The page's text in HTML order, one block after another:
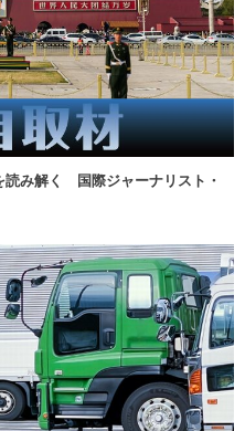
読み解く 国際ジャーナリスト・